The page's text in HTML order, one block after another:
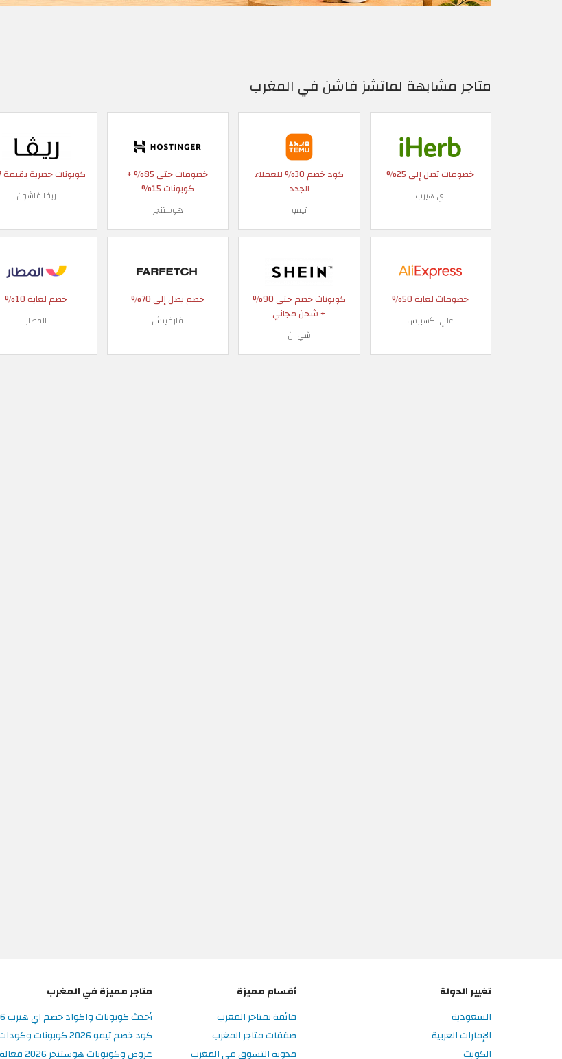
متاجر مشابهة لماتشز فاشن في المغرب
خصومات تصل إلى 25%
اي هيرب
كود خصم 30% للعملاء
الجدد
تيمو
خصومات حتى 85% +
كوبونات 15%
هوستنجر
كوبونات حصرية بقيمة 7%
ريفا فاشون
خصومات لغاية 50%
علي اكسبرس
كوبونات خصم حتى 90%
+ شحن مجاني
شي ان
خصم يصل إلى 70%
فارفيتش
خصم لغاية 10%
المطار
تغيير الدولة
السعودية
الإمارات العربية
الكويت
أقسام مميزة
قائمة بمتاجر المغرب
صفقات متاجر المغرب
مدونة التسوق في المغرب
متاجر مميزة في المغرب
أحدث كوبونات واكواد خصم اي هيرب 2026 حتى 25% في iHerb المغرب
كود خصم تيمو 2026 كوبونات وكودات TEMU حتى 90% على الطلبات
عروض وكوبونات هوستنجر 2026 فعالة 100% في Hostinger المغرب